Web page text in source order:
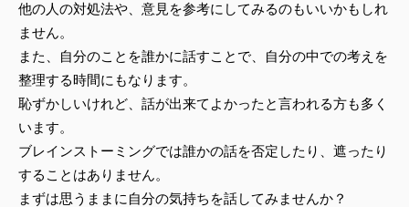
他の人の対処法や、意見を参考にしてみるのもいいかもしれ
ません。
また、自分のことを誰かに話すことで、自分の中での考えを
整理する時間にもなります。
恥ずかしいけれど、話が出来てよかったと言われる方も多く
います。
ブレインストーミングでは誰かの話を否定したり、遮ったり
することはありません。
まずは思うままに自分の気持ちを話してみませんか？